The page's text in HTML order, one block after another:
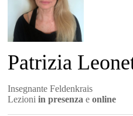
Patrizia
Insegnante Feldenkrais
Lezioni in presenza e online